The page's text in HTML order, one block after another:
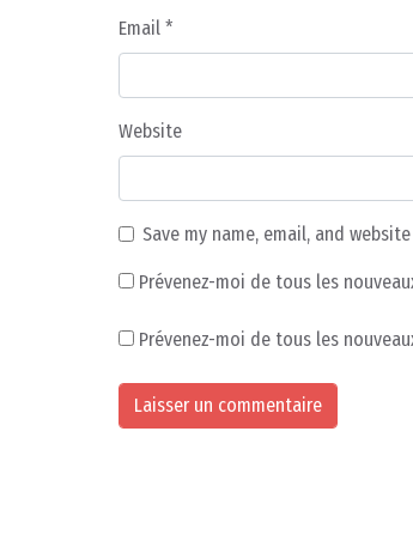
Email *
Website
Save my name, email, and
Prévenez-moi de tous les
Prévenez-moi de tous les